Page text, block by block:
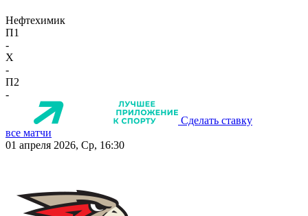
Нефтехимик
П1
-
X
-
П2
-
Сделать ставку
все матчи
01 апреля 2026, Ср, 16:30